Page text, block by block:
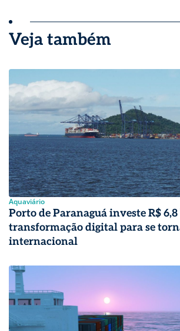
Veja também
Aquaviário
Porto de Paranaguá investe R$
transformação digital para se
internacional